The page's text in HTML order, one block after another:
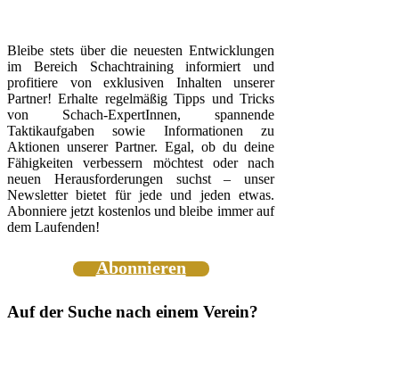
Bleibe stets über die neuesten Entwicklungen
im Bereich Schachtraining informiert und
profitiere von exklusiven Inhalten unserer
Partner! Erhalte regelmäßig Tipps und Tricks
von Schach-ExpertInnen, spannende
Taktikaufgaben sowie Informationen zu
Aktionen unserer Partner. Egal, ob du deine
Fähigkeiten verbessern möchtest oder nach
neuen Herausforderungen suchst – unser
Newsletter bietet für jede und jeden etwas.
Abonniere jetzt kostenlos und bleibe immer auf
dem Laufenden!
Abonnieren
Auf der Suche nach einem Verein?